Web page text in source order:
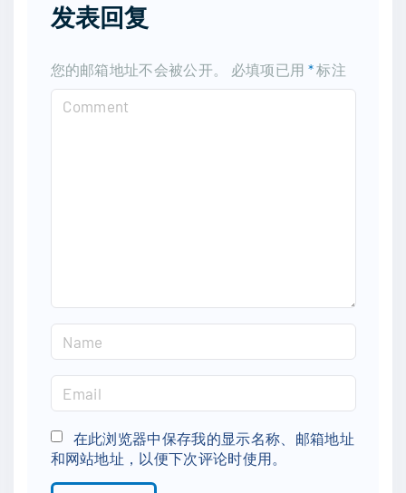
发表回复
您的邮箱地址不会被公开。 必填项已用 *标注
a
e
*
m
a
i
l
在此浏览器中保存我的显示名称、邮箱地址
和网站地址，以便下次评论时使用。